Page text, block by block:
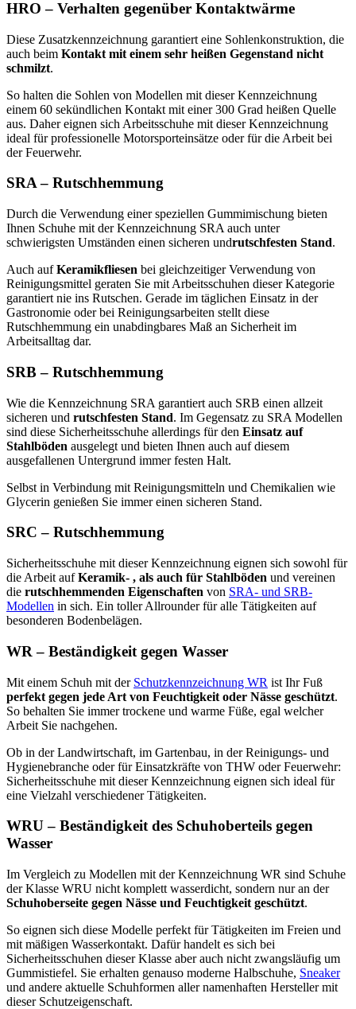
HRO – Verhalten gegenüber Kontaktwärme
Diese Zusatzkennzeichnung garantiert eine Sohlenkonstruktion, die
auch beim Kontakt mit einem sehr heißen Gegenstand nicht
schmilzt.
So halten die Sohlen von Modellen mit dieser Kennzeichnung
einem 60 sekündlichen Kontakt mit einer 300 Grad heißen Quelle
aus. Daher eignen sich Arbeitsschuhe mit dieser Kennzeichnung
ideal für professionelle Motorsporteinsätze oder für die Arbeit bei
der Feuerwehr.
SRA – Rutschhemmung
Durch die Verwendung einer speziellen Gummimischung bieten
Ihnen Schuhe mit der Kennzeichnung SRA auch unter
schwierigsten Umständen einen sicheren undrutschfesten Stand.
Auch aufKeramikfliesen bei gleichzeitiger Verwendung von
Reinigungsmittel geraten Sie mit Arbeitsschuhen dieser Kategorie
garantiert nie ins Rutschen. Gerade im täglichen Einsatz in der
Gastronomie oder bei Reinigungsarbeiten stellt diese
Rutschhemmung ein unabdingbares Maß an Sicherheit im
Arbeitsalltag dar.
SRB – Rutschhemmung
Wie die Kennzeichnung SRA garantiert auch SRB einen allzeit
sicheren und rutschfesten Stand. Im Gegensatz zu SRA Modellen
sind diese Sicherheitsschuhe allerdings für den Einsatz auf
Stahlböden ausgelegt und bieten Ihnen auch auf diesem
ausgefallenen Untergrund immer festen Halt.
Selbst in Verbindung mit Reinigungsmitteln und Chemikalien wie
Glycerin genießen Sie immer einen sicheren Stand.
SRC – Rutschhemmung
Sicherheitsschuhe mit dieser Kennzeichnung eignen sich sowohl für
die Arbeit aufKeramik- , als auch für Stahlböden und vereinen
die rutschhemmenden Eigenschaften von SRA- und SRB-
Modellen in sich. Ein toller Allrounder für alle Tätigkeiten auf
besonderen Bodenbelägen.
WR – Beständigkeit gegen Wasser
Mit einem Schuh mit der Schutzkennzeichnung WR ist Ihr Fuß
perfekt gegen jede Art von Feuchtigkeit oder Nässe geschützt.
So behalten Sie immer trockene und warme Füße, egal welcher
Arbeit Sie nachgehen.
Ob in der Landwirtschaft, im Gartenbau, in der Reinigungs- und
Hygienebranche oder für Einsatzkräfte von THW oder Feuerwehr:
Sicherheitsschuhe mit dieser Kennzeichnung eignen sich ideal für
eine Vielzahl verschiedener Tätigkeiten.
WRU – Beständigkeit des Schuhoberteils gegen
Wasser
Im Vergleich zu Modellen mit der Kennzeichnung WR sind Schuhe
der Klasse WRU nicht komplett wasserdicht, sondern nur an der
Schuhoberseite gegen Nässe und Feuchtigkeit geschützt.
So eignen sich diese Modelle perfekt für Tätigkeiten im Freien und
mit mäßigen Wasserkontakt. Dafür handelt es sich bei
Sicherheitsschuhen dieser Klasse aber auch nicht zwangsläufig um
Gummistiefel. Sie erhalten genauso moderne Halbschuhe, Sneaker
und andere aktuelle Schuhformen aller namenhaften Hersteller mit
dieser Schutzeigenschaft.